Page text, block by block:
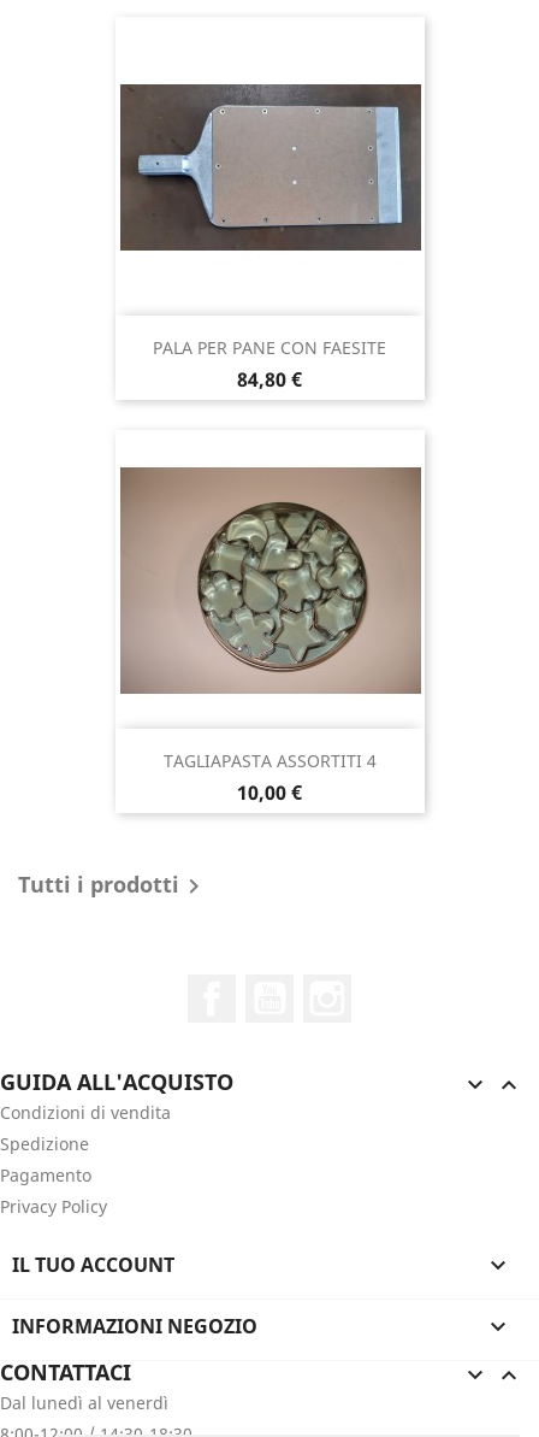
PALA PER PANE CON FAESITE
Prezzo
84,80 €
TAGLIAPASTA ASSORTITI 4
Prezzo
10,00 €
Tutti i prodotti 
GUIDA ALL'ACQUISTO  
Condizioni di vendita
Spedizione
Pagamento
Privacy Policy
IL TUO ACCOUNT 
INFORMAZIONI NEGOZIO

CONTATTACI
 
Dal lunedì al venerdì